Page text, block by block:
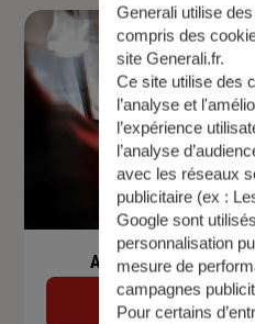
Assurance de prêt
Découvrir
Generali utilise
compris des
site Generali.fr.
Ce site utilise des
l’analyse et
l’expérience
l’analyse
avec les réseaux
publicitaire (ex :
Google sont
personnalisation
mesure de
campagnes
Pour certains